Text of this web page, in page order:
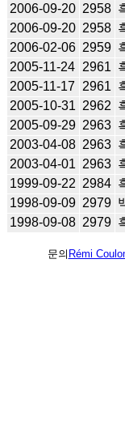
2006-09-20 2958
2006-09-20 2958
2006-02-06 2959
2005-11-24 2961
2005-11-17
2961
2005-10-31 2962
2005-09-29 2963
2003-04-08 2963
2003-04-01 2963
1999-09-22 2984
1998-09-09 2979
1998-09-08 2979
문의 Rémi